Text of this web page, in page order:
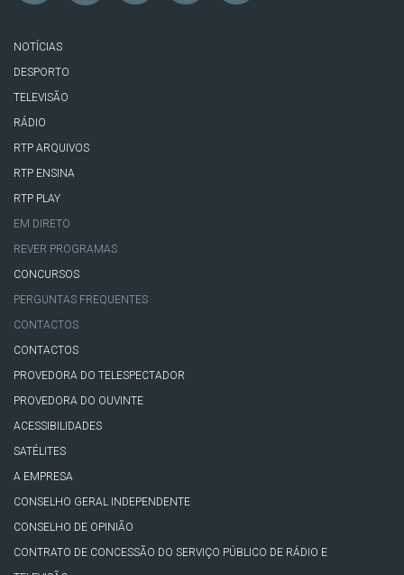
NOTÍCIAS
DESPORTO
TELEVISÃO
RÁDIO
RTP ARQUIVOS
RTP ENSINA
RTP PLAY
EM DIRETO
REVER PROGRAMAS
CONCURSOS
PERGUNTAS FREQUENTES
CONTACTOS
CONTACTOS
PROVEDORA DO TELESPECTADOR
PROVEDORA DO OUVINTE
ACESSIBILIDADES
SATÉLITES
A EMPRESA
CONSELHO GERAL INDEPENDENTE
CONSELHO DE OPINIÃO
CONTRATO DE CONCESSÃO DO SERVIÇO PÚBLICO DE RÁDIO E